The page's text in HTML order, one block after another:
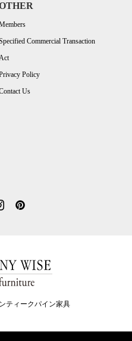
Commercial Transaction
Act
Policy
Us
ティークパイン家具